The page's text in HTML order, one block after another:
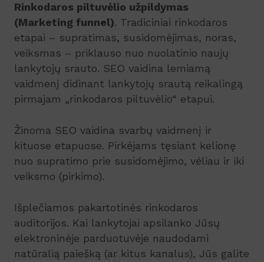
Rinkodaros piltuvėlio užpildymas
(Marketing funnel). Tradiciniai rinkodaros
etapai – supratimas, susidomėjimas, noras,
veiksmas – priklauso nuo nuolatinio naujų
lankytojų srauto. SEO vaidina lemiamą
vaidmenį didinant lankytojų srautą reikalingą
pirmajam „rinkodaros piltuvėlio“ etapui.
Žinoma SEO vaidina svarbų vaidmenį ir
kituose etapuose. Pirkėjams tęsiant kelionę
nuo supratimo prie susidomėjimo, vėliau ir iki
veiksmo (pirkimo).
Išplečiamos pakartotinės rinkodaros
auditorijos. Kai lankytojai apsilanko Jūsų
elektroninėje parduotuvėje naudodami
natūralią paiešką (ar kitus kanalus), Jūs galite